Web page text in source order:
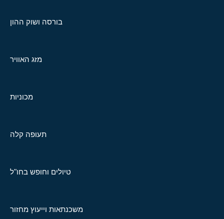
בורסה ושוק ההון
מזג האוויר
מכוניות
תעופה קלה
טיולים וחופש בחו"ל
משכנתאות וייעוץ מחזור